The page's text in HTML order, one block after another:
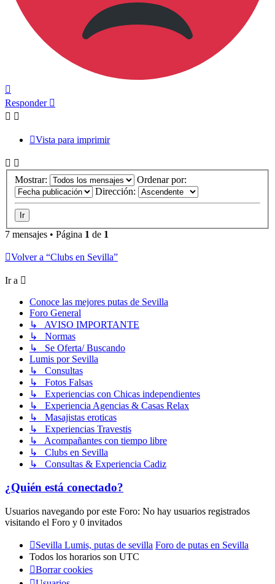
Responder
Vista para imprimir
Mostrar:
Ordenar por:
Dirección:
7 mensajes • Página 1 de 1
Volver a “Clubs en Sevilla”
Ir a
Conoce las mejores putas de Sevilla
Foro General
↳ AVISO IMPORTANTE
↳ Normas
↳ Se Oferta/ Buscando
Lumis por Sevilla
↳ Consultas
↳ Fotos Falsas
↳ Experiencias con Chicas independientes
↳ Experiencia Agencias & Casas Relax
↳ Masajistas eroticas
↳ Experiencias Travestis
↳ Acompañantes con tiempo libre
↳ Clubs en Sevilla
↳ Consultas & Experiencia Cadiz
¿Quién está conectado?
Usuarios navegando por este Foro: No hay usuarios registrados
visitando el Foro y 0 invitados
Sevilla Lumis, putas de sevilla Foro de putas en Sevilla
Todos los horarios son UTC
Borrar cookies